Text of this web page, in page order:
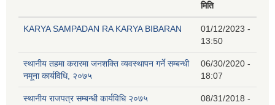
मिति
KARYA SAMPADAN RA KARYA BIBARAN
01/12/2023 -
13:50
स्थानीय तहमा करारमा जनशक्ति व्यवस्थापन गर्ने सम्बन्धी
नमूना कार्यविधि, २०७५
06/30/2020 -
18:07
स्थानीय राजपत्र सम्बन्धी कार्यविधि २०७५
08/31/2018 -